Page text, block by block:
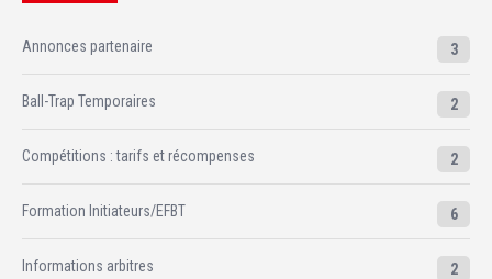
Annonces partenaire 3
Ball-Trap Temporaires 2
Compétitions : tarifs et récompenses 2
Formation Initiateurs/EFBT 6
Informations arbitres 2